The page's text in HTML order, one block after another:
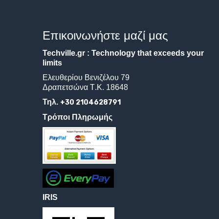
Επικοινωνήστε μαζί μας
Techville.gr : Technology that exceeds your
limits
Ελευθερίου Βενιζέλου 79
Δραπετσώνα Τ.Κ. 18648
Τηλ. +30 2104628791
Τρόποι Πληρωμής
IRIS